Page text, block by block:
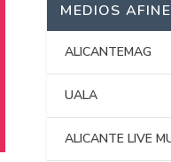
MEDIOS
ALICANTEMAG
UALA
ALICANTE LIVE